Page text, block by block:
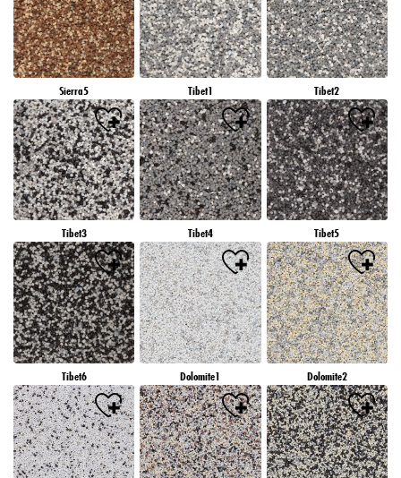
Sierra5 Tibet1 Tibet2
Tibet3 Tibet4 Tibet5
Tibet6 Dolomite1 Dolomite2